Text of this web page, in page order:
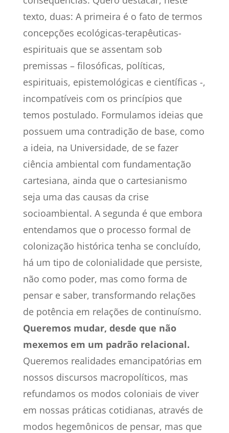
texto, duas: A primeira é o fato de termos
concepções ecológicas-terapêuticas-
espirituais que se assentam sob
premissas – filosóficas, políticas,
espirituais, epistemológicas e científicas -,
incompatíveis com os princípios que
temos postulado. Formulamos ideias que
possuem uma contradição de base, como
a ideia, na Universidade, de se fazer
ciência ambiental com fundamentação
cartesiana, ainda que o cartesianismo
seja uma das causas da crise
socioambiental. A segunda é que embora
entendamos que o processo formal de
colonização histórica tenha se concluído,
há um tipo de colonialidade que persiste,
não como poder, mas como forma de
pensar e saber, transformando relações
de potência em relações de continuísmo.
Queremos mudar, desde que não
mexemos em um padrão relacional.
Queremos realidades emancipatórias em
nossos discursos macropolíticos, mas
refundamos os modos coloniais de viver
em nossas práticas cotidianas, através de
modos hegemônicos de pensar, mas que